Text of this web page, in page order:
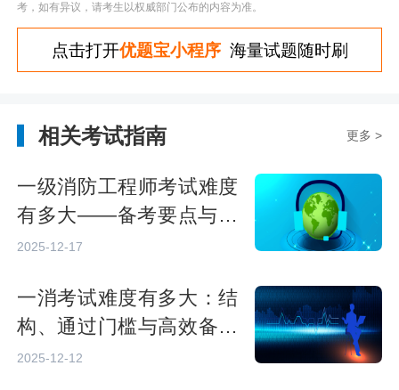
考，如有异议，请考生以权威部门公布的内容为准。
点击打开优题宝小程序海量试题随时刷
相关考试指南 更多 >
一级消防工程师考试难度
有多大——备考要点与挑
战
2025-12-17
一消考试难度有多大：结
构、通过门槛与高效备考
策略
2025-12-12